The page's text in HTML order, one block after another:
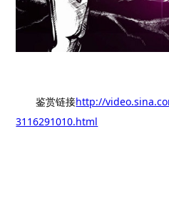
鉴赏链接http://
3116291010.html